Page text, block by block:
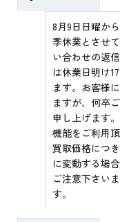
8月9日日曜か
季休業とさせ
い合わせの返
は休業日明け
ます。お客様
ますが、何卒
申し上げます
機能をご利用
買取価格につ
に変動する場
ご注意下さい
す。